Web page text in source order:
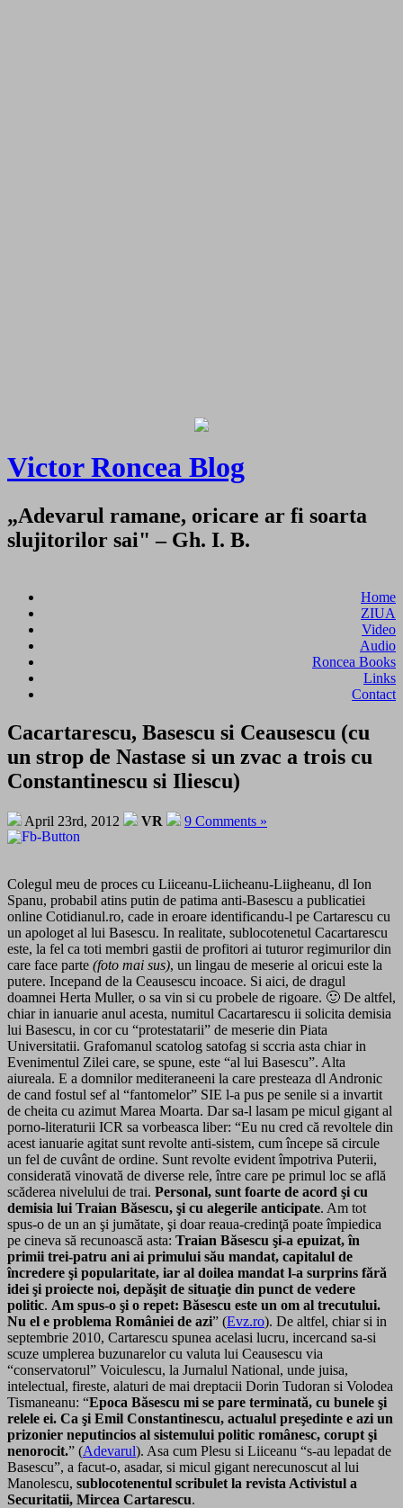
Victor Roncea Blog
„Adevarul ramane, oricare ar fi soarta
slujitorilor sai" – Gh. I. B.
Home
ZIUA
Video
Audio
Roncea Books
Links
Contact
Cacartarescu, Basescu si Ceausescu (cu
un strop de Nastase si un zvac a trois cu
Constantinescu si Iliescu)
April 23rd, 2012 VR 9 Comments »
Colegul meu de proces cu Liiceanu-Liicheanu-Liigheanu, dl Ion
Spanu, probabil atins putin de patima anti-Basescu a publicatiei
online Cotidianul.ro, cade in eroare identificandu-l pe Cartarescu cu
un apologet al lui Basescu. In realitate, sublocotenetul Cacartarescu
este, la fel ca toti membri gastii de profitori ai tuturor regimurilor din
care face parte (foto mai sus), un lingau de meserie al oricui este la
putere. Incepand de la Ceausescu incoace. Si aici, de dragul
doamnei Herta Muller, o sa vin si cu probele de rigoare. 🙂 De altfel,
chiar in ianuarie anul acesta, numitul Cacartarescu ii solicita demisia
lui Basescu, in cor cu “protestatarii” de meserie din Piata
Universitatii. Grafomanul scatolog satofag si sccria asta chiar in
Evenimentul Zilei care, se spune, este “al lui Basescu”. Alta
aiureala. E a domnilor mediteraneeni la care presteaza dl Andronic
de cand fostul sef al “fantomelor” SIE l-a pus pe senile si a invartit
de cheita cu azimut Marea Moarta. Dar sa-l lasam pe micul gigant al
porno-literaturii ICR sa vorbeasca liber: “Eu nu cred că revoltele din
acest ianuarie agitat sunt revolte anti-sistem, cum începe să circule
un fel de cuvânt de ordine. Sunt revolte evident împotriva Puterii,
considerată vinovată de diverse rele, între care pe primul loc se află
scăderea nivelului de trai. Personal, sunt foarte de acord şi cu
demisia lui Traian Băsescu, şi cu alegerile anticipate. Am tot
spus-o de un an şi jumătate, şi doar reaua-credinţă poate împiedica
pe cineva să recunoască asta: Traian Băsescu şi-a epuizat, în
primii trei-patru ani ai primului său mandat, capitalul de
încredere şi popularitate, iar al doilea mandat l-a surprins fără
idei şi proiecte noi, depăşit de situaţie din punct de vedere
politic. Am spus-o şi o repet: Băsescu este un om al trecutului.
Nu el e problema României de azi” (Evz.ro). De altfel, chiar si in
septembrie 2010, Cartarescu spunea acelasi lucru, incercand sa-si
scuze umplerea buzunarelor cu valuta lui Ceausescu via
“conservatorul” Voiculescu, la Jurnalul National, unde juisa,
intelectual, fireste, alaturi de mai dreptacii Dorin Tudoran si Volodea
Tismaneanu: “Epoca Băsescu mi se pare terminată, cu bunele şi
relele ei. Ca şi Emil Constantinescu, actualul preşedinte e azi un
prizonier neputincios al sistemului politic românesc, corupt şi
nenorocit.” (Adevarul). Asa cum Plesu si Liiceanu “s-au lepadat de
Basescu”, a facut-o, asadar, si micul gigant nerecunoscut al lui
Manolescu, sublocotenentul scribulet la revista Activistul a
Securitatii, Mircea Cartarescu.